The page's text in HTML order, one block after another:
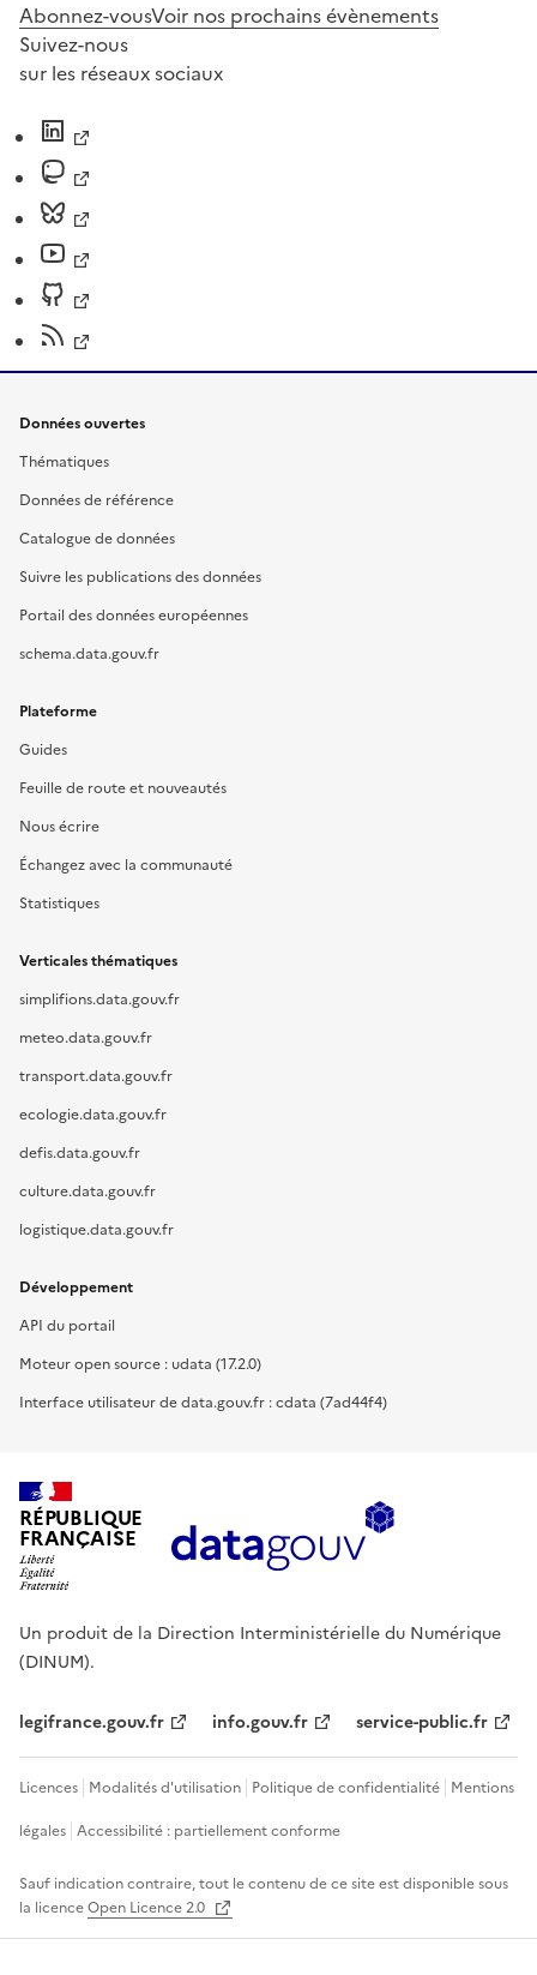
Abonnez-vousVoir nos prochains évènements
Suivez-nous
sur les réseaux sociaux
Données ouvertes
Thématiques
Données de référence
Catalogue de données
Suivre les publications des données
Portail des données européennes
schema.data.gouv.fr
Plateforme
Guides
Feuille de route et nouveautés
Nous écrire
Échangez avec la communauté
Statistiques
Verticales thématiques
simplifions.data.gouv.fr
meteo.data.gouv.fr
transport.data.gouv.fr
ecologie.data.gouv.fr
defis.data.gouv.fr
culture.data.gouv.fr
logistique.data.gouv.fr
Développement
API du portail
Moteur open source : udata (17.2.0)
Interface utilisateur de data.gouv.fr : cdata (7ad44f4)
RÉPUBLIQUE
FRANÇAISE
Un produit de la Direction Interministérielle du Numérique
(DINUM).
legifrance.gouv.fr info.gouv.fr service-public.fr
Licences Modalités d'utilisation Politique de confidentialité Mentions
légales Accessibilité : partiellement conforme
Sauf indication contraire, tout le contenu de ce site est disponible sous
la licenceOpen Licence 2.0